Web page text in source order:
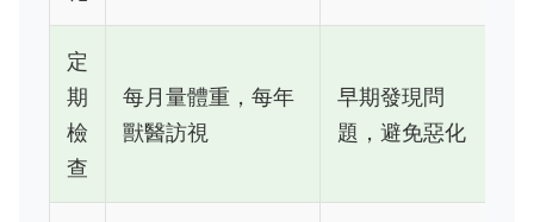
定
期
檢
查
每月量體重，每年
獸醫訪視
早期發現問
題，避免惡化